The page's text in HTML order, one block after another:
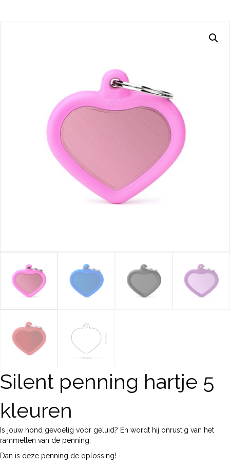
Silent penning hartje 5
kleuren
Is jouw hond gevoelig voor geluid? En wordt hij onrustig van het
rammellen van de penning.
Dan is deze penning de oplossing!